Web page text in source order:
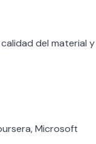
del material y
Microsoft